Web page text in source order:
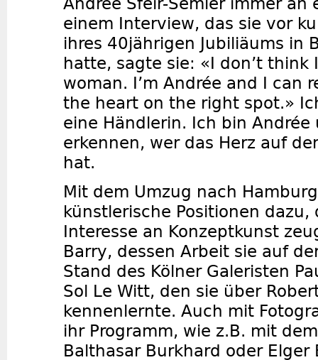
einem Interview, das sie vor
ihres 40jährigen Jubiliäums in
hatte, sagte sie: «I don’t think
woman. I’m Andrée and I can
the heart on the right spot.»
eine Händlerin. Ich bin Andrée
erkennen, wer das Herz auf
hat.
Mit dem Umzug nach
künstlerische Positionen dazu,
Interesse an Konzeptkunst
Barry, dessen Arbeit sie auf der
Stand des Kölner Galeristen
Sol Le Witt, den sie über
kennenlernte. Auch mit
ihr Programm, wie z.B. mit
Balthasar Burkhard oder Elger